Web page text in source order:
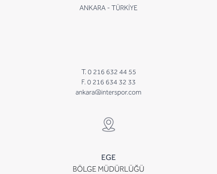
ANKARA - TÜRKİYE
T. 0 216 632 44 55
F. 0 216 634 32 33
ankara@interspor.com
EGE
BÖLGE MÜDÜRLÜĞÜ